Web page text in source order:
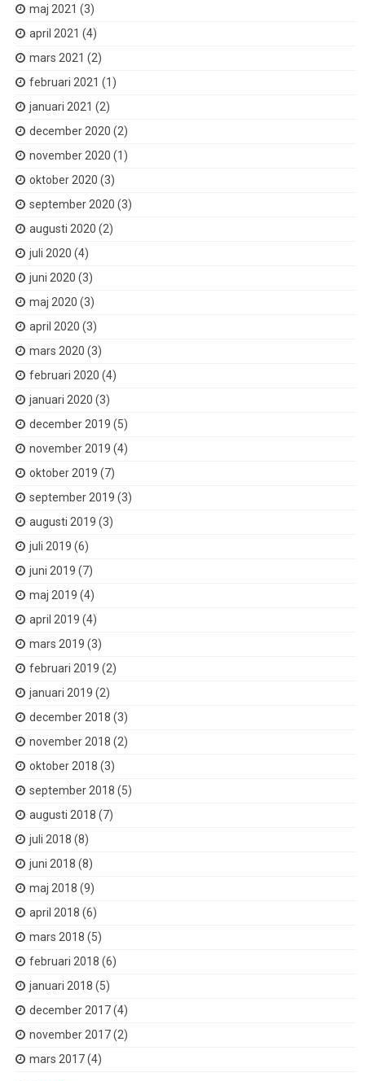
maj 2021 (3)
april 2021 (4)
mars 2021 (2)
februari 2021 (1)
januari 2021 (2)
december 2020 (2)
november 2020 (1)
oktober 2020 (3)
september 2020 (3)
augusti 2020 (2)
juli 2020 (4)
juni 2020 (3)
maj 2020 (3)
april 2020 (3)
mars 2020 (3)
februari 2020 (4)
januari 2020 (3)
december 2019 (5)
november 2019 (4)
oktober 2019 (7)
september 2019 (3)
augusti 2019 (3)
juli 2019 (6)
juni 2019 (7)
maj 2019 (4)
april 2019 (4)
mars 2019 (3)
februari 2019 (2)
januari 2019 (2)
december 2018 (3)
november 2018 (2)
oktober 2018 (3)
september 2018 (5)
augusti 2018 (7)
juli 2018 (8)
juni 2018 (8)
maj 2018 (9)
april 2018 (6)
mars 2018 (5)
februari 2018 (6)
januari 2018 (5)
december 2017(4)
november 2017(2)
mars 2017(4)